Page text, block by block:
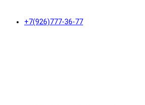
+7(926)777-36-77